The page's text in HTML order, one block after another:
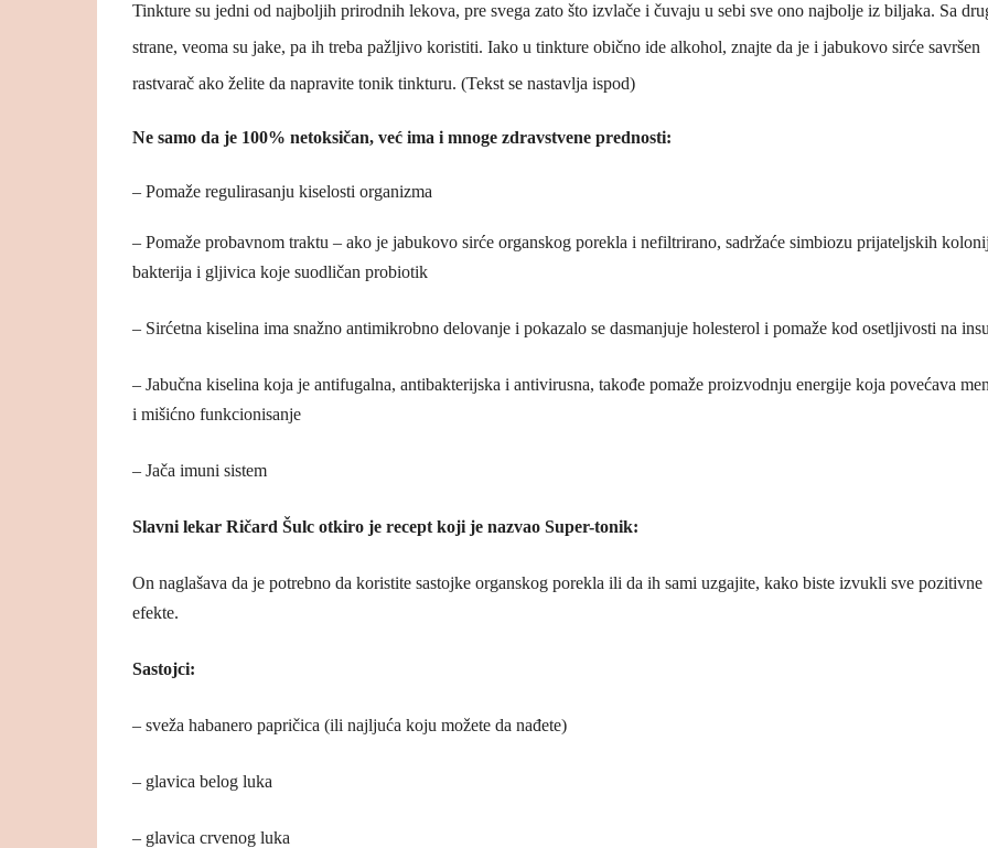
Tinkture su jedni od najboljih prirodnih lekova, pre svega zato što izvlače i čuvaju u sebi sve ono najbolje iz biljaka. Sa
strane, veoma su jake, pa ih treba pažljivo koristiti. Iako u tinkture obično ide alkohol, znajte da je i jabukovo sirće savršen
rastvarač ako želite da napravite tonik tinkturu. (Tekst se nastavlja ispod)
Ne samo da je 100% netoksičan, već ima i mnoge zdravstvene prednosti:
– Pomaže regulirasanju kiselosti organizma
– Pomaže probavnom traktu – ako je jabukovo sirće organskog porekla i nefiltrirano, sadržaće simbiozu prijateljskih
bakterija i gljivica koje suodličan probiotik
– Sirćetna kiselina ima snažno antimikrobno delovanje i pokazalo se dasmanjuje holesterol i pomaže kod osetljivosti na
– Jabučna kiselina koja je antifugalna, antibakterijska i antivirusna, takođe pomaže proizvodnju energije koja povećava
i mišićno funkcionisanje
– Jača imuni sistem
Slavni lekar Ričard Šulc otkiro je recept koji je nazvao Super-tonik:
On naglašava da je potrebno da koristite sastojke organskog porekla ili da ih sami uzgajite, kako biste izvukli sve pozitivne
efekte.
Sastojci:
– sveža habanero papričica (ili najljuća koju možete da nađete)
– glavica belog luka
– glavica crvenog luka